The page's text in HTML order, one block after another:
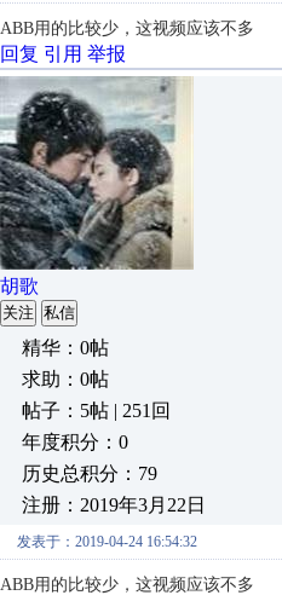
ABB用的比较少，这视频应该不多
回复 引用 举报
胡歌
关注 私信
精华：0帖
求助：0帖
帖子：5帖 | 251回
年度积分：0
历史总积分：79
注册：2019年3月22日
发表于：2019-04-24 16:54:32
ABB用的比较少，这视频应该不多